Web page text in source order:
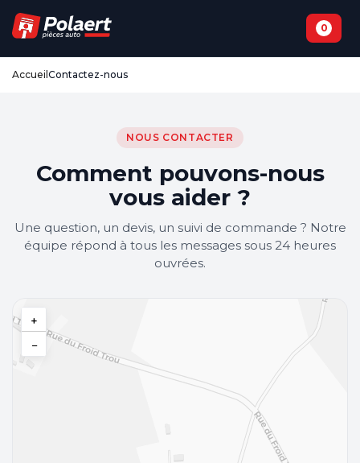
0
Accueil Contactez-nous
NOUS CONTACTER
Comment pouvons-nous
vous aider ?
Une question, un devis, un suivi de commande ? Notre
équipe répond à tous les messages sous 24 heures
ouvrées.
+
−